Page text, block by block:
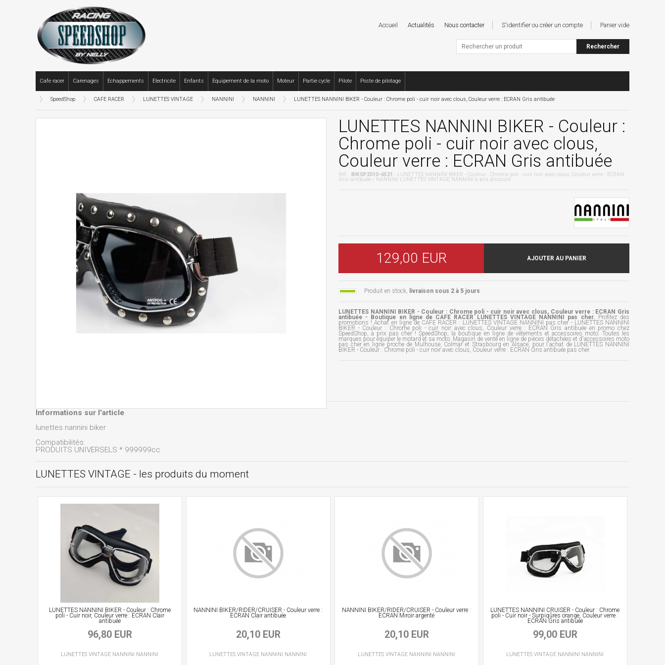
Cafe racer Carenages Echappements Electricite Enfants Equipement de la moto Moteur Partie cycle Pilote Poste de pilotage
Accueil Actualités Nous contacter S'identifier ou créer un compte Panier vide
SpeedShop CAFE RACER LUNETTES VINTAGE NANNINI NANNINI LUNETTES NANNINI BIKER - Couleur : Chrome poli - cuir noir avec clous, Couleur verre : ECRAN Gris antibuée
LUNETTES NANNINI BIKER - Couleur :
Chrome poli - cuir noir avec clous,
Couleur verre : ECRAN Gris antibuée
Réf. : BIKSP2010-6521 - LUNETTES NANNINI BIKER - Couleur : Chrome poli - cuir noir avec clous, Couleur verre : ECRAN
Gris antibuée / NANNINI LUNETTES VINTAGE NANNINI à prix discount
129,00 EUR AJOUTER AU PANIER
Produit en stock, livraison sous 2 à 5 jours
LUNETTES NANNINI BIKER - Couleur : Chrome poli - cuir noir avec clous, Couleur verre : ECRAN Gris
antibuée - Boutique en ligne de CAFE RACER LUNETTES VINTAGE NANNINI pas cher. Profitez des
promotions ! Achat en ligne de CAFE RACER : LUNETTES VINTAGE NANNINI pas cher - LUNETTES NANNINI
BIKER - Couleur : Chrome poli - cuir noir avec clous, Couleur verre : ECRAN Gris antibuée en promo chez
SpeedShop, à prix pas cher ! SpeedShop, la boutique en ligne de vêtements et accessoires moto. Toutes les
marques pour équiper le motard et sa moto. Magasin de vente en ligne de pièces détachées et d'accessoires moto
pas cher en ligne proche de Mulhouse, Colmar et Strasbourg en Alsace, pour l'achat de LUNETTES NANNINI
BIKER - Couleur : Chrome poli - cuir noir avec clous, Couleur verre : ECRAN Gris antibuée pas cher.
Informations sur l'article
lunettes nannini biker
Compatibilités:
PRODUITS UNIVERSELS * 999999cc
LUNETTES VINTAGE - les produits du moment
LUNETTES NANNINI BIKER - Couleur : Chrome
poli - Cuir noir, Couleur verre : ECRAN Clair
antibuée
96,80 EUR
LUNETTES VINTAGE NANNINI NANNINI
NANNINI BIKER/RIDER/CRUISER - Couleur verre :
ECRAN Clair antibuée
20,10 EUR
LUNETTES VINTAGE NANNINI NANNINI
NANNINI BIKER/RIDER/CRUISER - Couleur verre :
ECRAN Miroir argenté
20,10 EUR
LUNETTES VINTAGE NANNINI NANNINI
LUNETTES NANNINI CRUISER - Couleur : Chrome
poli - Cuir noir - Surpiqûres orange, Couleur verre :
ECRAN Gris antibuée
99,00 EUR
LUNETTES VINTAGE NANNINI NANNINI